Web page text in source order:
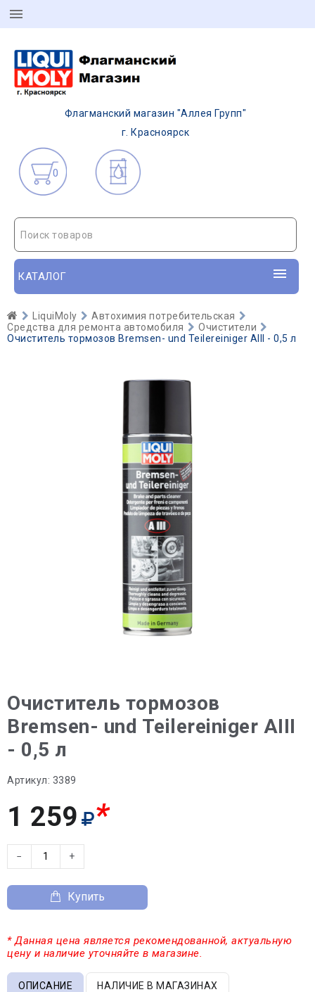
Флагманский магазин "Аллея Групп"
г. Красноярск
0
Поиск товаров
КАТАЛОГ
LiquiMoly
Автохимия потребительская
Средства для ремонта автомобиля
Очистители
Очиститель тормозов Bremsen- und Teilereiniger AIII - 0,5 л
Очиститель тормозов
Bremsen- und Teilereiniger AIII
- 0,5 л
Артикул: 3389
1 259 *
− +
Купить
* Данная цена является рекомендованной, актуальную
цену и наличие уточняйте в магазине.
ОПИСАНИЕ НАЛИЧИЕ В МАГАЗИНАХ